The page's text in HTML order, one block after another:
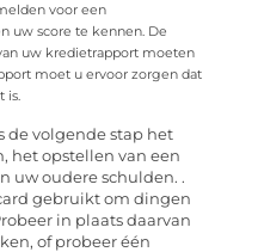
voor een
uw score te kennen. De
uw kredietrapport moeten
moet u ervoor zorgen dat
is.
de volgende stap het
het opstellen van een
uw oudere schulden. .
gebruikt om dingen
in plaats daarvan
of probeer één